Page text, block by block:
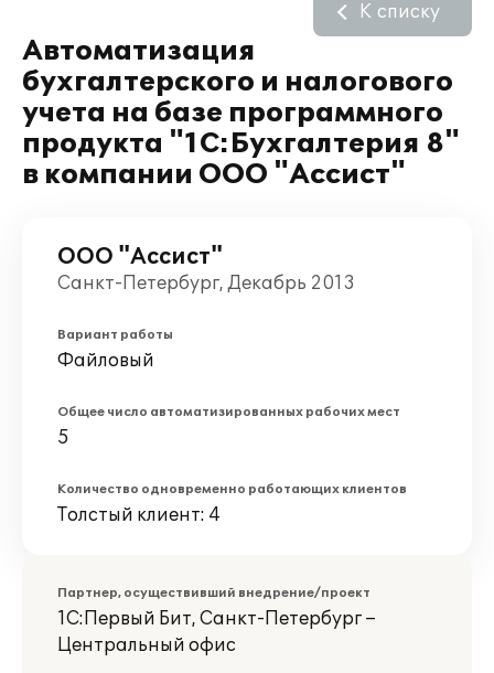
Автоматизация
бухгалтерского и налогового
учета на базе программного
продукта "1С:Бухгалтерия 8"
в компании ООО "Ассист"
К списку
ООО "Ассист"
Санкт-Петербург, Декабрь 2013
Вариант работы
Файловый
Общее число автоматизированных рабочих мест
5
Количество одновременно работающих клиентов
Толстый клиент: 4
Партнер, осуществивший внедрение/проект
1С:Первый Бит, Санкт-Петербург –
Центральный офис